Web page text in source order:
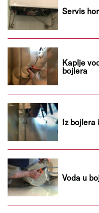
Servis
Kaplje
bojlera
Iz bojlera
Voda u